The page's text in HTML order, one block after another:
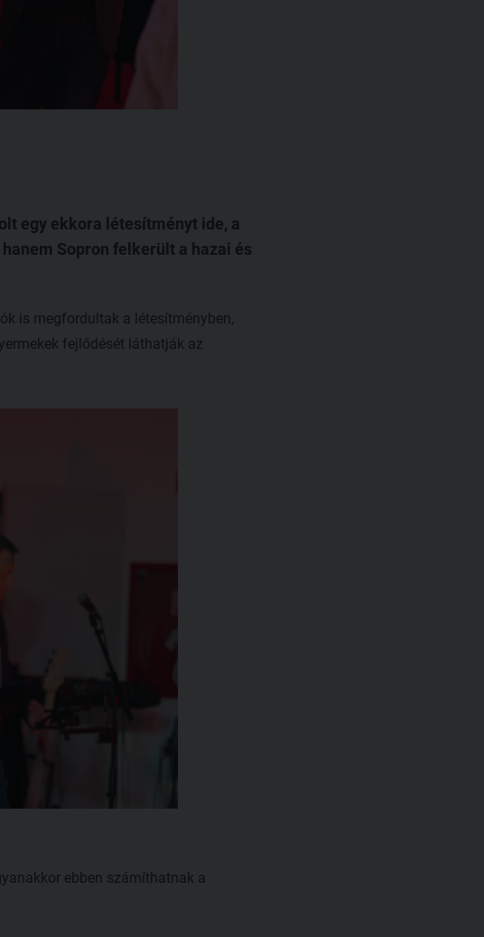
egy ekkora létesítményt ide, a
Sopron felkerült a hazai és
is megfordultak a létesítményben,
fejlődését láthatják az
ebben számíthatnak a